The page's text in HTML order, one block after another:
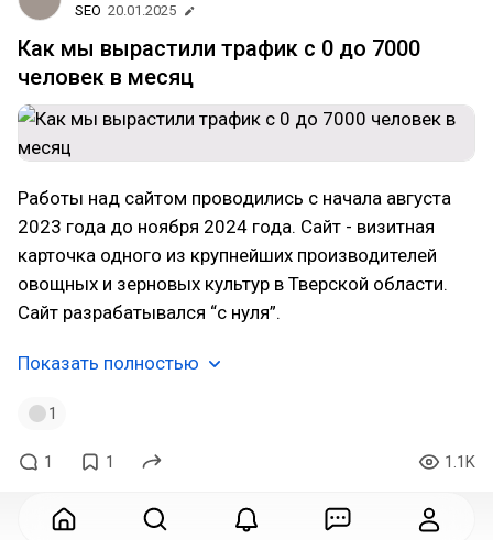
SEO 20.01.2025
Как мы вырастили трафик с 0 до 7000
человек в месяц
Работы над сайтом проводились с начала августа
2023 года до ноября 2024 года. Сайт - визитная
карточка одного из крупнейших производителей
овощных и зерновых культур в Тверской области.
Сайт разрабатывался “с нуля”.
Показать полностью
1
1 1 1.1K